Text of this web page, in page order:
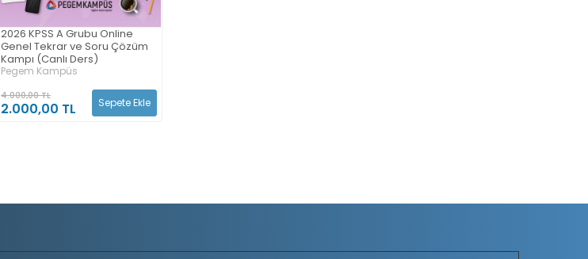
2026 KPSS A Grubu Online
Genel Tekrar ve Soru Çözüm
Kampı (Canlı Ders)
Pegem Kampüs
4.000,00 TL
2.000,00 TL Sepete Ekle